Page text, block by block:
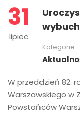
31
lipiec
Kategorie
W przeddzień 82.
Warszawskiego w
Powstańców